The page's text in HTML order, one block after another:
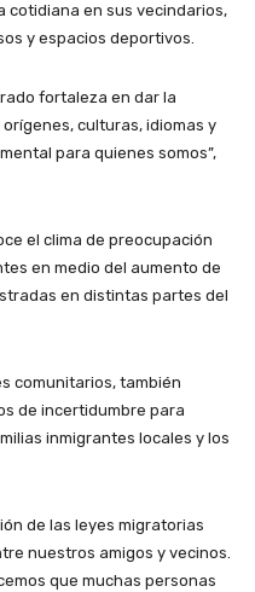
cotidiana en sus vecindarios,
y espacios deportivos.
fortaleza en dar la
culturas, idiomas y
para quienes somos”,
el clima de preocupación
en medio del aumento de
en distintas partes del
comunitarios, también
de incertidumbre para
inmigrantes locales y los
de las leyes migratorias
nuestros amigos y vecinos.
que muchas personas